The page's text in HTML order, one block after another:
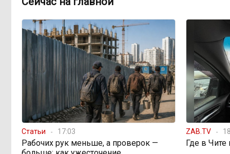
18:01, Вчера Погодные качели в
Забайкалье: прогноз синоптиков на
ближайшие выходные
16:58, Вчера
Консультанты
возглавили рейтинг самых
высокооплачиваемых подработок
за смену в ДФО
15:02, Вчера
жители подтопленного Угдана
Статьи 17:03
Рабочих рук меньше, а проверок —
ZAB.TV
Где в Чите